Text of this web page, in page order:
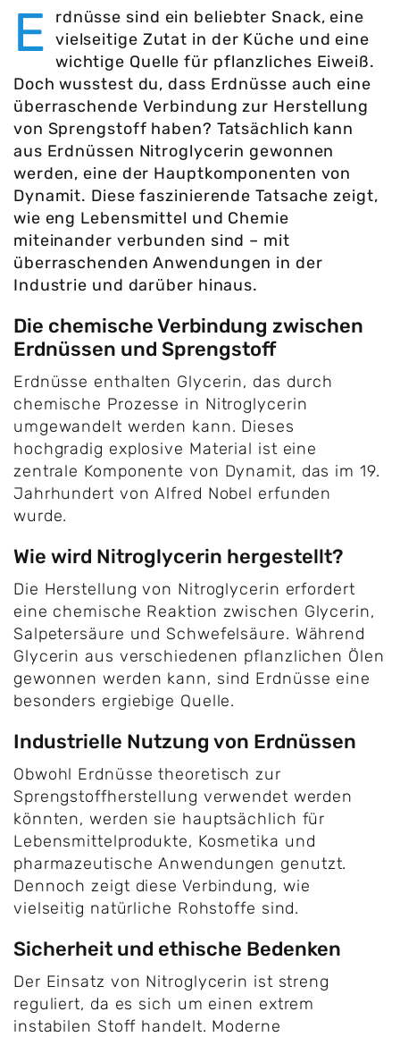
E
rdnüsse sind ein beliebter Snack, eine
vielseitige Zutat in der Küche und eine
wichtige Quelle für pflanzliches Eiweiß.
Doch wusstest du, dass Erdnüsse auch eine
überraschende Verbindung zur Herstellung
von Sprengstoff haben? Tatsächlich kann
aus Erdnüssen Nitroglycerin gewonnen
werden, eine der Hauptkomponenten von
Dynamit. Diese faszinierende Tatsache zeigt,
wie eng Lebensmittel und Chemie
miteinander verbunden sind – mit
überraschenden Anwendungen in der
Industrie und darüber hinaus.
Die chemische Verbindung zwischen
Erdnüssen und Sprengstoff
Erdnüsse enthalten Glycerin, das durch
chemische Prozesse in Nitroglycerin
umgewandelt werden kann. Dieses
hochgradig explosive Material ist eine
zentrale Komponente von Dynamit, das im 19.
Jahrhundert von Alfred Nobel erfunden
wurde.
Wie wird Nitroglycerin hergestellt?
Die Herstellung von Nitroglycerin erfordert
eine chemische Reaktion zwischen Glycerin,
Salpetersäure und Schwefelsäure. Während
Glycerin aus verschiedenen pflanzlichen Ölen
gewonnen werden kann, sind Erdnüsse eine
besonders ergiebige Quelle.
Industrielle Nutzung von Erdnüssen
Obwohl Erdnüsse theoretisch zur
Sprengstoffherstellung verwendet werden
könnten, werden sie hauptsächlich für
Lebensmittelprodukte, Kosmetika und
pharmazeutische Anwendungen genutzt.
Dennoch zeigt diese Verbindung, wie
vielseitig natürliche Rohstoffe sind.
Sicherheit und ethische Bedenken
Der Einsatz von Nitroglycerin ist streng
reguliert, da es sich um einen extrem
instabilen Stoff handelt. Moderne